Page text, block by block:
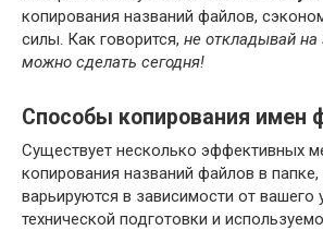
копирования названий файлов,
силы. Как говорится, не откладывай на
можно сделать сегодня!
Способы копирования имен
Существует несколько эффективных
копирования названий файлов в
варьируются в зависимости от вашего
технической подготовки и